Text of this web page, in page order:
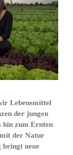
Lebensmittel
der jungen
hin zum Ernten
der Natur
bringt neue